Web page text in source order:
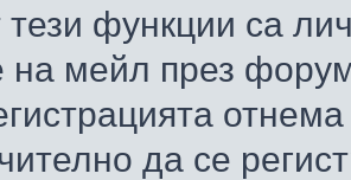
тези функции са
мейл през
да се